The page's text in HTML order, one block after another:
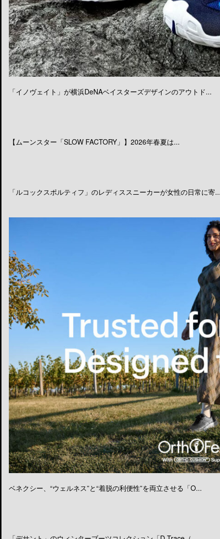
「イノヴェイト」が横浜DeNAベイスターズデザインのアウトド...
【ムーンスター「SLOW FACTORY」】2026年春夏は...
「ルコックスポルティフ」のレディススニーカーが女性の日常に寄
ベネクシー、“ウェルネス”と“着脱の利便性”を両立させる「O...